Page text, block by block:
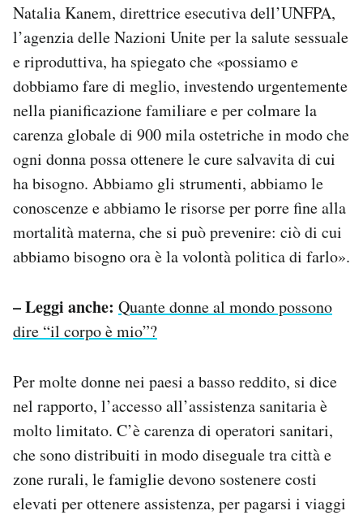
Natalia Kanem, direttrice esecutiva dell’UNFPA,
l’agenzia delle Nazioni Unite per la salute sessuale
e riproduttiva, ha spiegato che «possiamo e
dobbiamo fare di meglio, investendo urgentemente
nella pianificazione familiare e per colmare la
carenza globale di 900 mila ostetriche in modo che
ogni donna possa ottenere le cure salvavita di cui
ha bisogno. Abbiamo gli strumenti, abbiamo le
conoscenze e abbiamo le risorse per porre fine alla
mortalità materna, che si può prevenire: ciò di cui
abbiamo bisogno ora è la volontà politica di farlo».
– Leggi anche: Quante donne al mondo possono
dire “il corpo è mio”?
Per molte donne nei paesi a basso reddito, si dice
nel rapporto, l’accesso all’assistenza sanitaria è
molto limitato. C’è carenza di operatori sanitari,
che sono distribuiti in modo diseguale tra città e
zone rurali, le famiglie devono sostenere costi
elevati per ottenere assistenza, per pagarsi i viaggi